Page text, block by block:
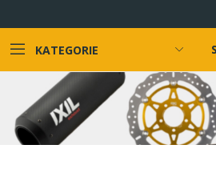
KATEGORIE